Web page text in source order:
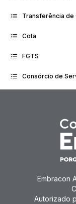
Transferência de
Cota
FGTS
Consórcio de
Embracon
Autorizado